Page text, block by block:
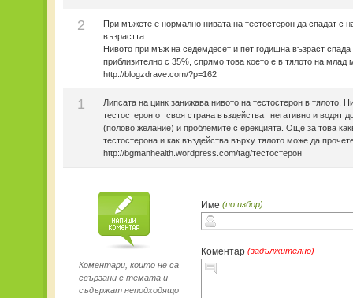
2
При мъжете е нормално нивата на тестостерон да спадат с
възрастта.
Нивото при мъж на седемдесет и пет годишна възраст спада
приблизително с 35%, спрямо това което е в тялото на млад
http://blogzdrave.com/?p=162
1
Липсата на цинк занижава нивото на тестостерон в тялото.
тестостерон от своя страна въздействат негативно и водят
(полово желание) и проблемите с ерекцията. Още за това
тестостерона и как въздейства върху тялото може да
http://bgmanhealth.wordpress.com/tag/тестостерон
Име (по избор)
Коментар (задължително)
Коментари, които не са
свързани с темата и
съдържат неподходящо